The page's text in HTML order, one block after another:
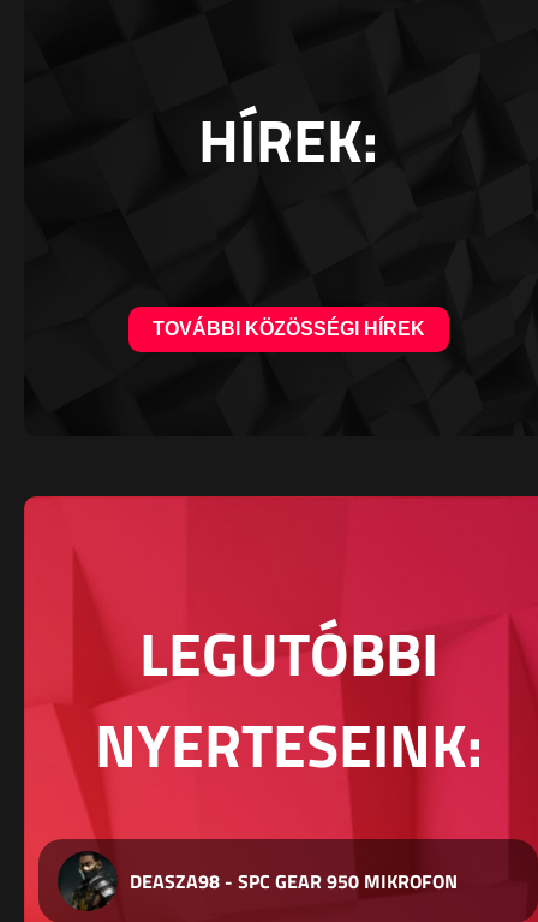
HÍREK:
TOVÁBBI KÖZÖSSÉGI HÍREK
LEGUTÓBBI
NYERTESEINK:
DEASZA98 - SPC GEAR 950 MIKROFON